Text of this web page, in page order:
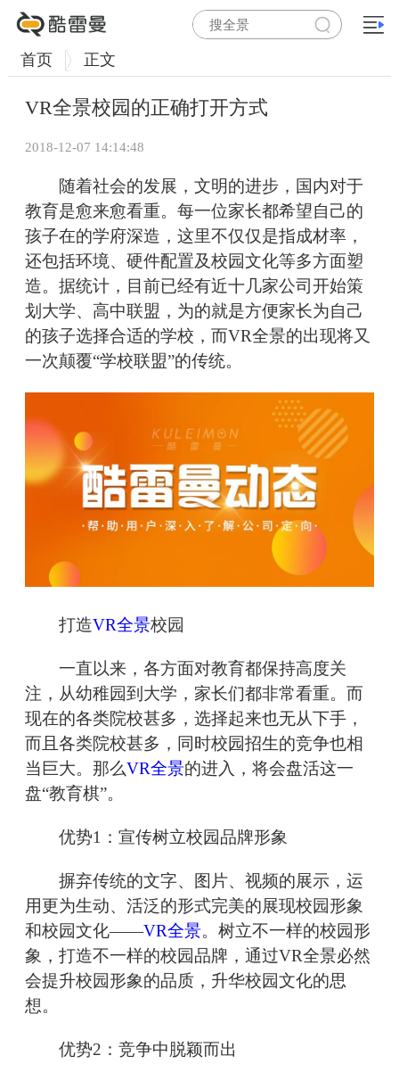
首页 正文
VR全景校园的正确打开方式
2018-12-07 14:14:48
随着社会的发展，文明的进步，国内对于
教育是愈来愈看重。每一位家长都希望自己的
孩子在的学府深造，这里不仅仅是指成材率，
还包括环境、硬件配置及校园文化等多方面塑
造。据统计，目前已经有近十几家公司开始策
划大学、高中联盟，为的就是方便家长为自己
的孩子选择合适的学校，而VR全景的出现将又
一次颠覆“学校联盟”的传统。
打造VR全景校园
一直以来，各方面对教育都保持高度关
注，从幼稚园到大学，家长们都非常看重。而
现在的各类院校甚多，选择起来也无从下手，
而且各类院校甚多，同时校园招生的竞争也相
当巨大。那么VR全景的进入，将会盘活这一
盘“教育棋”。
优势1：宣传树立校园品牌形象
摒弃传统的文字、图片、视频的展示，运
用更为生动、活泛的形式完美的展现校园形象
和校园文化——VR全景。树立不一样的校园形
象，打造不一样的校园品牌，通过VR全景必然
会提升校园形象的品质，升华校园文化的思
想。
优势2：竞争中脱颖而出